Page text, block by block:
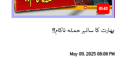
01:43
بھارت کا سائبر حملہ ناکام!!
May 09, 2025 08:08 PM